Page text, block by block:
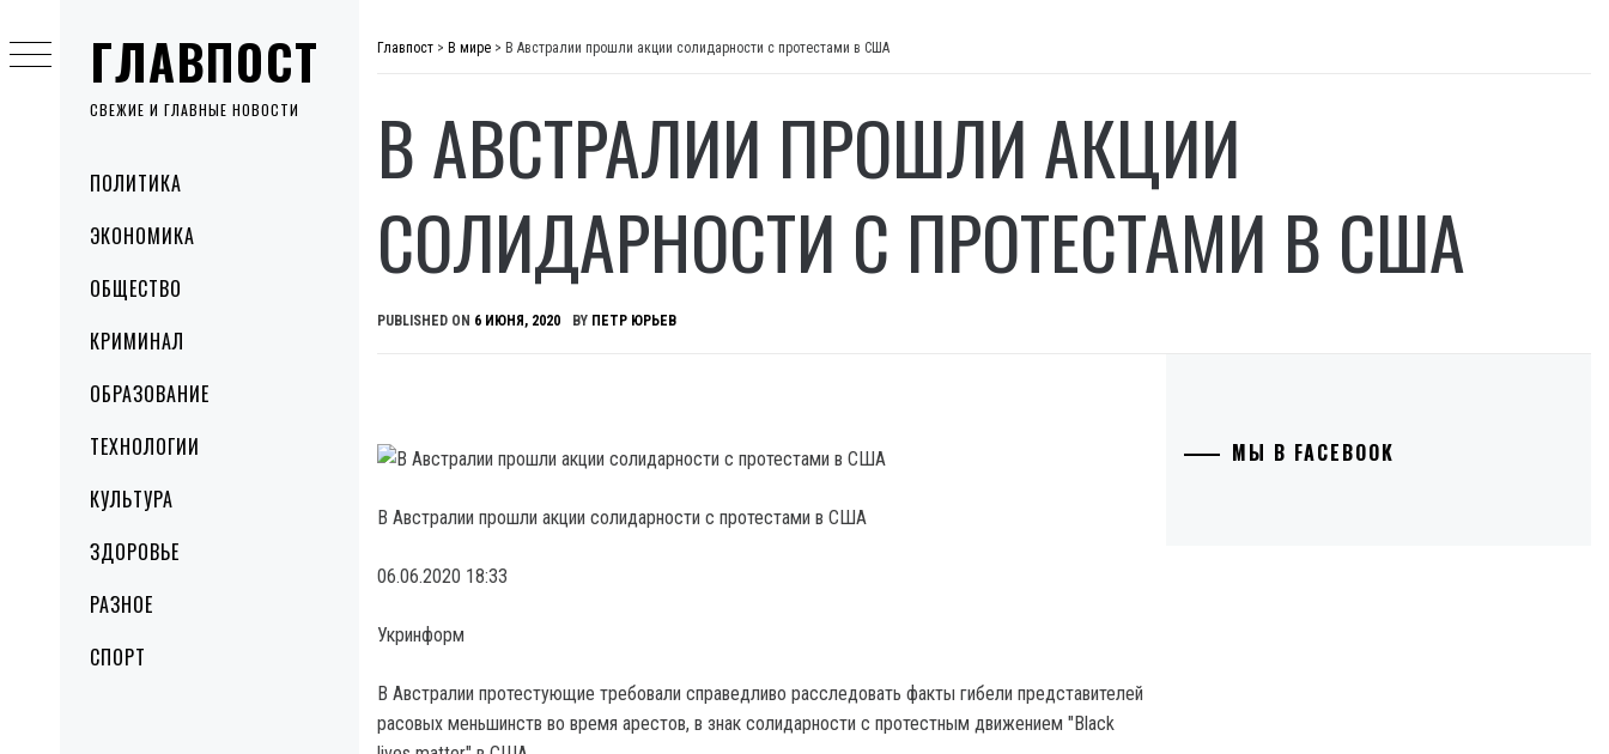
ГЛАВПОСТ
СВЕЖИЕ И ГЛАВНЫЕ НОВОСТИ
MenuПОЛИТИКА
ЭКОНОМИКА
ОБЩЕСТВО
КРИМИНАЛ
ОБРАЗОВАНИЕ
ТЕХНОЛОГИИ
КУЛЬТУРА
ЗДОРОВЬЕ
РАЗНОЕ
СПОРТ
to
content
Главпост > В мире > В Австралии прошли акции солидарности с протестами в США
В АВСТРАЛИИ ПРОШЛИ АКЦИИ
СОЛИДАРНОСТИ С ПРОТЕСТАМИ В США
PUBLISHED ON 6 ИЮНЯ, 2020 BY ПЕТР ЮРЬЕВ
В Австралии прошли акции солидарности с протестами в США
06.06.2020 18:33
Укринформ
В Австралии протестующие требовали справедливо расследовать факты гибели представителей
расовых меньшинств во время арестов, в знак солидарности с протестным движением "Black
МЫ В FACEBOOK